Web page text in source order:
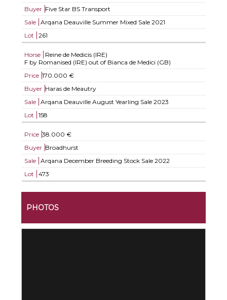
Buyer Five Star BS Transport
Sale
Arqana Deauville Summer Mixed Sale 2021
Lot
261
Horse
Reine de Medicis (IRE)
F by Romanised (IRE) out of Bianca de Medici (GB)
Price 170.000 €
Buyer Haras de Meautry
Sale
Arqana Deauville August Yearling Sale 2023
Lot
158
Price 38.000 €
Buyer Broadhurst
Sale
Arqana December Breeding Stock Sale 2022
Lot
473
PHOTOS